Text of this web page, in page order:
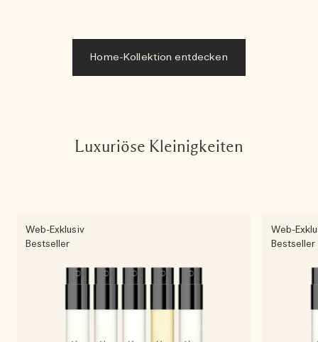
Home-Kollektion entdecken
Luxuriöse Kleinigkeiten
Web-Exklusiv
Bestseller
Web-
Bestseller